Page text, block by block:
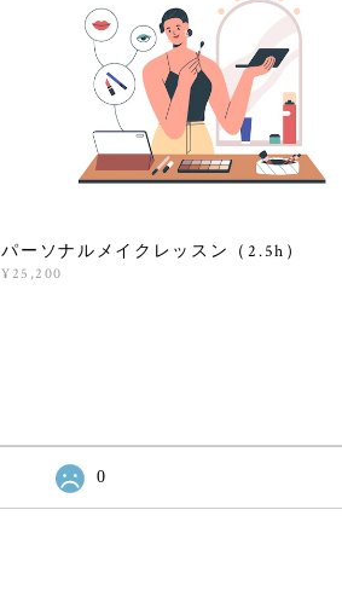
パーソナルメイクレッスン（2.5h）
¥25,200
0